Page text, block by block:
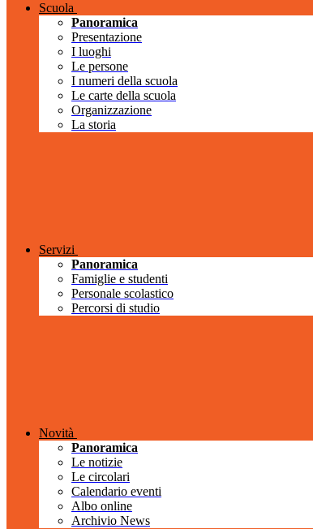
Scuola
Panoramica
Presentazione
I luoghi
Le persone
I numeri della scuola
Le carte della scuola
Organizzazione
La storia
Servizi
Panoramica
Famiglie e studenti
Personale scolastico
Percorsi di studio
Novità
Panoramica
Le notizie
Le circolari
Calendario eventi
Albo online
Archivio News